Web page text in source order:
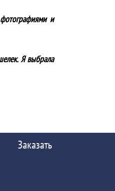
и
Я выбрала
Заказать